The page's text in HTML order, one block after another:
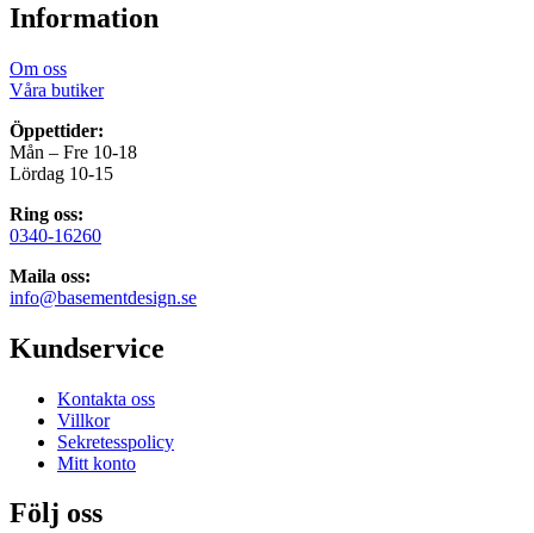
Information
Om oss
Våra butiker
Öppettider:
Mån – Fre 10-18
Lördag 10-15
Ring oss:
0340-16260
Maila oss:
info@basementdesign.se
Kundservice
Kontakta oss
Villkor
Sekretesspolicy
Mitt konto
Följ oss